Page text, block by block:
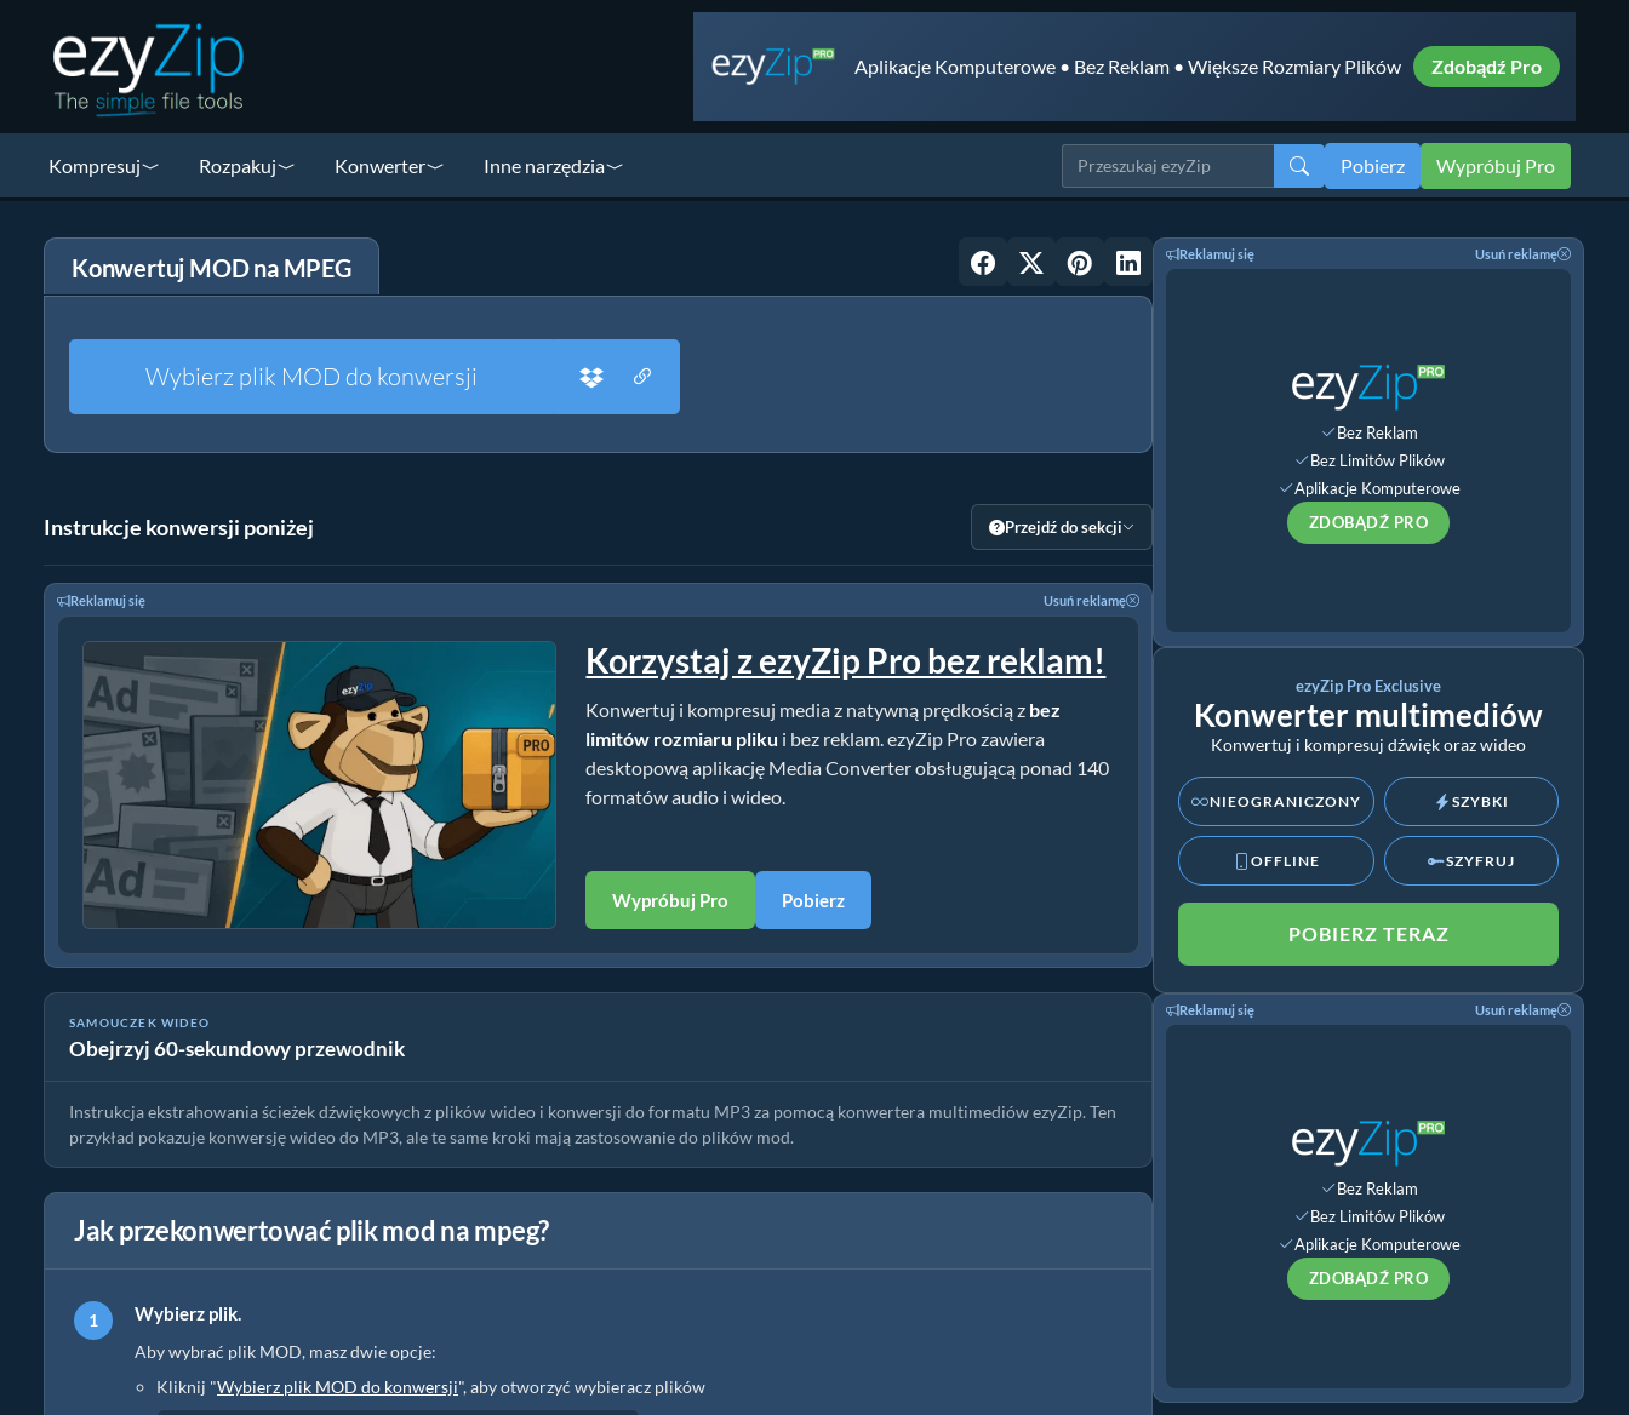
Aplikacje Komputerowe • Bez Reklam • Większe Rozmiary Plików Zdobądź Pro
Kompresuj Rozpakuj Konwerter Inne narzędzia Pobierz Wypróbuj Pro
Konwertuj MOD na MPEG
Wybierz plik MOD do konwersji
Instrukcje konwersji poniżej Przejdź do sekcji
Reklamuj się Usuń reklamę
Korzystaj z ezyZip Pro bez reklam!
Konwertuj i kompresuj media z natywną prędkością z bez
limitów rozmiaru pliku i bez reklam. ezyZip Pro zawiera
desktopową aplikację Media Converter obsługującą ponad 140
formatów audio i wideo.
Wypróbuj Pro Pobierz
SAMOUCZEK WIDEO
Obejrzyj 60-sekundowy przewodnik
Jak konwertować pliki mod online za darmo
Instrukcja ekstrahowania ścieżek dźwiękowych z plików wideo i konwersji do formatu MP3 za pomocą konwertera multimediów ezyZip. Ten
przykład pokazuje konwersję wideo do MP3, ale te same kroki mają zastosowanie do plików mod.
Jak przekonwertować plik mod na mpeg?
Wybierz plik.
Aby wybrać plik MOD, masz dwie opcje:
Kliknij "Wybierz plik MOD do konwersji", aby otworzyć wybieracz plików
Reklamuj się Usuń reklamę
Bez Reklam
Bez Limitów Plików
Aplikacje Komputerowe
ZDOBĄDŹ PRO
ezyZip Pro Exclusive
Konwerter multimediów
Konwertuj i kompresuj dźwięk oraz wideo
NIEOGRANICZONY SZYBKI
OFFLINE SZYFRUJ
POBIERZ TERAZ
Reklamuj się Usuń reklamę
Bez Reklam
Bez Limitów Plików
Aplikacje Komputerowe
ZDOBĄDŹ PRO